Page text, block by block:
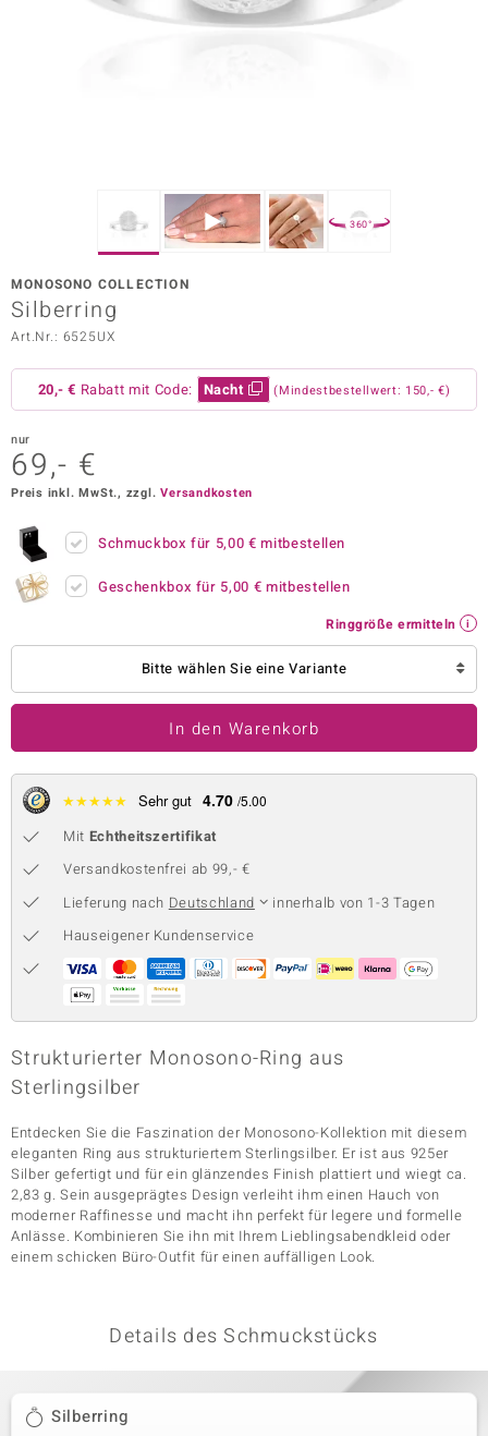
Vogue
Collection
BY DE MELO
Collection
Classics
360°
MONOSONO COLLECTION
Silberring
Art.Nr.: 6525UX
20,- € Rabatt mit Code: Nacht (Mindestbestellwert: 150,- €)
nur
69,- €
Preis inkl. MwSt., zzgl.Versandkosten
Schmuckbox für 5,00 € mitbestellen
Geschenkbox für 5,00 € mitbestellen
Ringgröße ermitteln
Bitte wählen Sie eine Variante
In den Warenkorb
★★★★★ Sehr gut 4.70 /5.00
Mit Echtheitszertifikat
Versandkostenfrei ab 99,- €
Lieferung nach Deutschland
innerhalb von 1-3 Tagen
Hauseigener Kundenservice
Strukturierter Monosono-Ring aus
Sterlingsilber
Entdecken Sie die Faszination der Monosono-Kollektion mit diesem
eleganten Ring aus strukturiertem Sterlingsilber. Er ist aus 925er
Silber gefertigt und für ein glänzendes Finish plattiert und wiegt ca.
2,83 g. Sein ausgeprägtes Design verleiht ihm einen Hauch von
moderner Raffinesse und macht ihn perfekt für legere und formelle
Anlässe. Kombinieren Sie ihn mit Ihrem Lieblingsabendkleid oder
einem schicken Büro-Outfit für einen auffälligen Look.
Details des Schmuckstücks
Silberring